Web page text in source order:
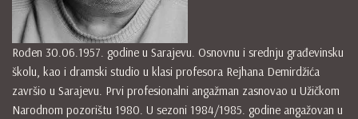
Rođen 30.06.1957. godine u Sarajevu. Osnovnu i srednju građevinsku
školu, kao i dramski studio u klasi profesora Rejhana Demirdžića
završio u Sarajevu. Prvi profesionalni angažman zasnovao u Užičkom
Narodnom pozorištu 1980. U sezoni 1984/1985. godine angažovan u